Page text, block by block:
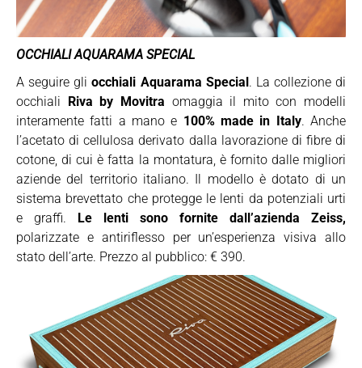
OCCHIALI AQUARAMA SPECIAL
A seguire gliocchiali Aquarama Special. La collezione di
occhiali Riva by Movitra omaggia il mito con modelli
interamente fatti a mano e 100% made in Italy. Anche
l’acetato di cellulosa derivato dalla lavorazione di fibre di
cotone, di cui è fatta la montatura, è fornito dalle migliori
aziende del territorio italiano. Il modello è dotato di un
sistema brevettato che protegge le lenti da potenziali urti
e graffi. Le lenti sono fornite dall’azienda Zeiss,
polarizzate e antiriflesso per un’esperienza visiva allo
stato dell’arte. Prezzo al pubblico: € 390.